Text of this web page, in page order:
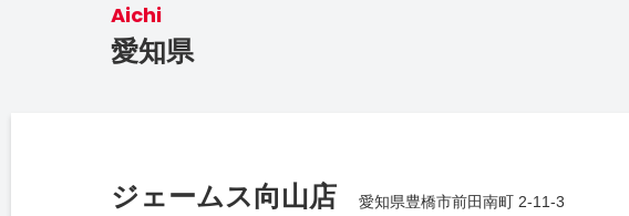
Aichi
愛知県
ジェームス向山店 愛知県豊橋市前田南町 2-11-3